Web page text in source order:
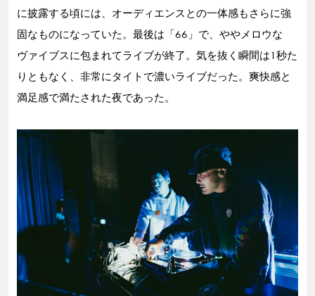
に披露する頃には、オーディエンスとの一体感もさらに強
固なものになっていた。最後は「66」で、ややメロウな
ヴァイブスに包まれてライブが終了。気を抜く瞬間は1秒た
りともなく、非常にタイトで濃いライブだった。爽快感と
満足感で満たされた夜であった。